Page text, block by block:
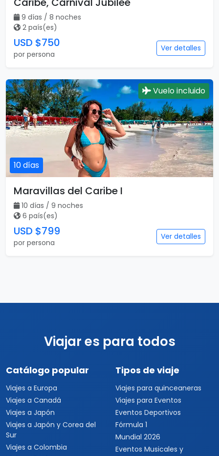
9 días / 8 noches
2 país(es)
USD $750
por persona
Ver detalles
10 días
Vuelo incluido
Maravillas del Caribe I
10 días / 9 noches
6 país(es)
USD $799
por persona
Ver detalles
Viajar es para todos
Catálogo popular
Viajes a Europa
Viajes a Canadá
Viajes a Japón
Viajes a Japón y Corea del
Sur
Viajes a Colombia
Tipos de viaje
Viajes para quinceaneras
Viajes para Eventos
Eventos Deportivos
Fórmula 1
Mundial 2026
Eventos Musicales y